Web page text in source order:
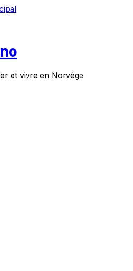
et vivre en Norvège